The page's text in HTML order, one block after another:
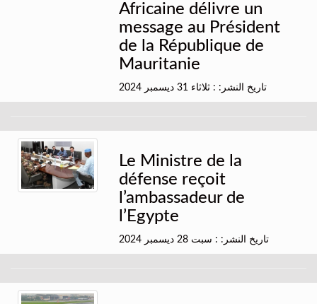
Africaine délivre un
message au Président
de la République de
Mauritanie
تاريخ النشر: : ثلاثاء 31 ديسمبر 2024
Le Ministre de la
défense reçoit
l’ambassadeur de
l’Egypte
تاريخ النشر: : سبت 28 ديسمبر 2024